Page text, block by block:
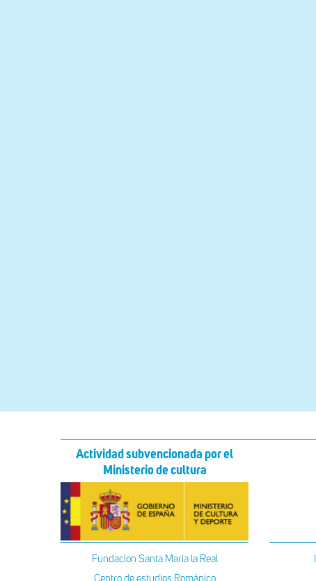
Actividad subvencionada por el
Ministerio de cultura
Fundacion Santa Maria la Real
Centro de estudios Románico